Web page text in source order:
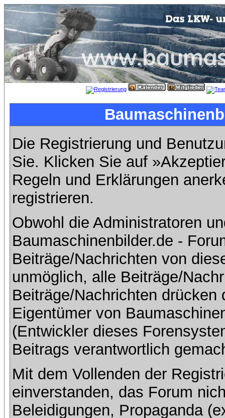
Die Registrierung und
Sie. Klicken Sie auf
Regeln und Erklärungen
registrieren.
Obwohl die Administratoren
Baumaschinenbilder.de -
Beiträge/Nachrichten von
unmöglich, alle Beiträge/
Beiträge/Nachrichten
Eigentümer von
(Entwickler dieses
Beitrags verantwortlich
Mit dem Vollenden der
einverstanden, das Forum
Beleidigungen, Propaganda